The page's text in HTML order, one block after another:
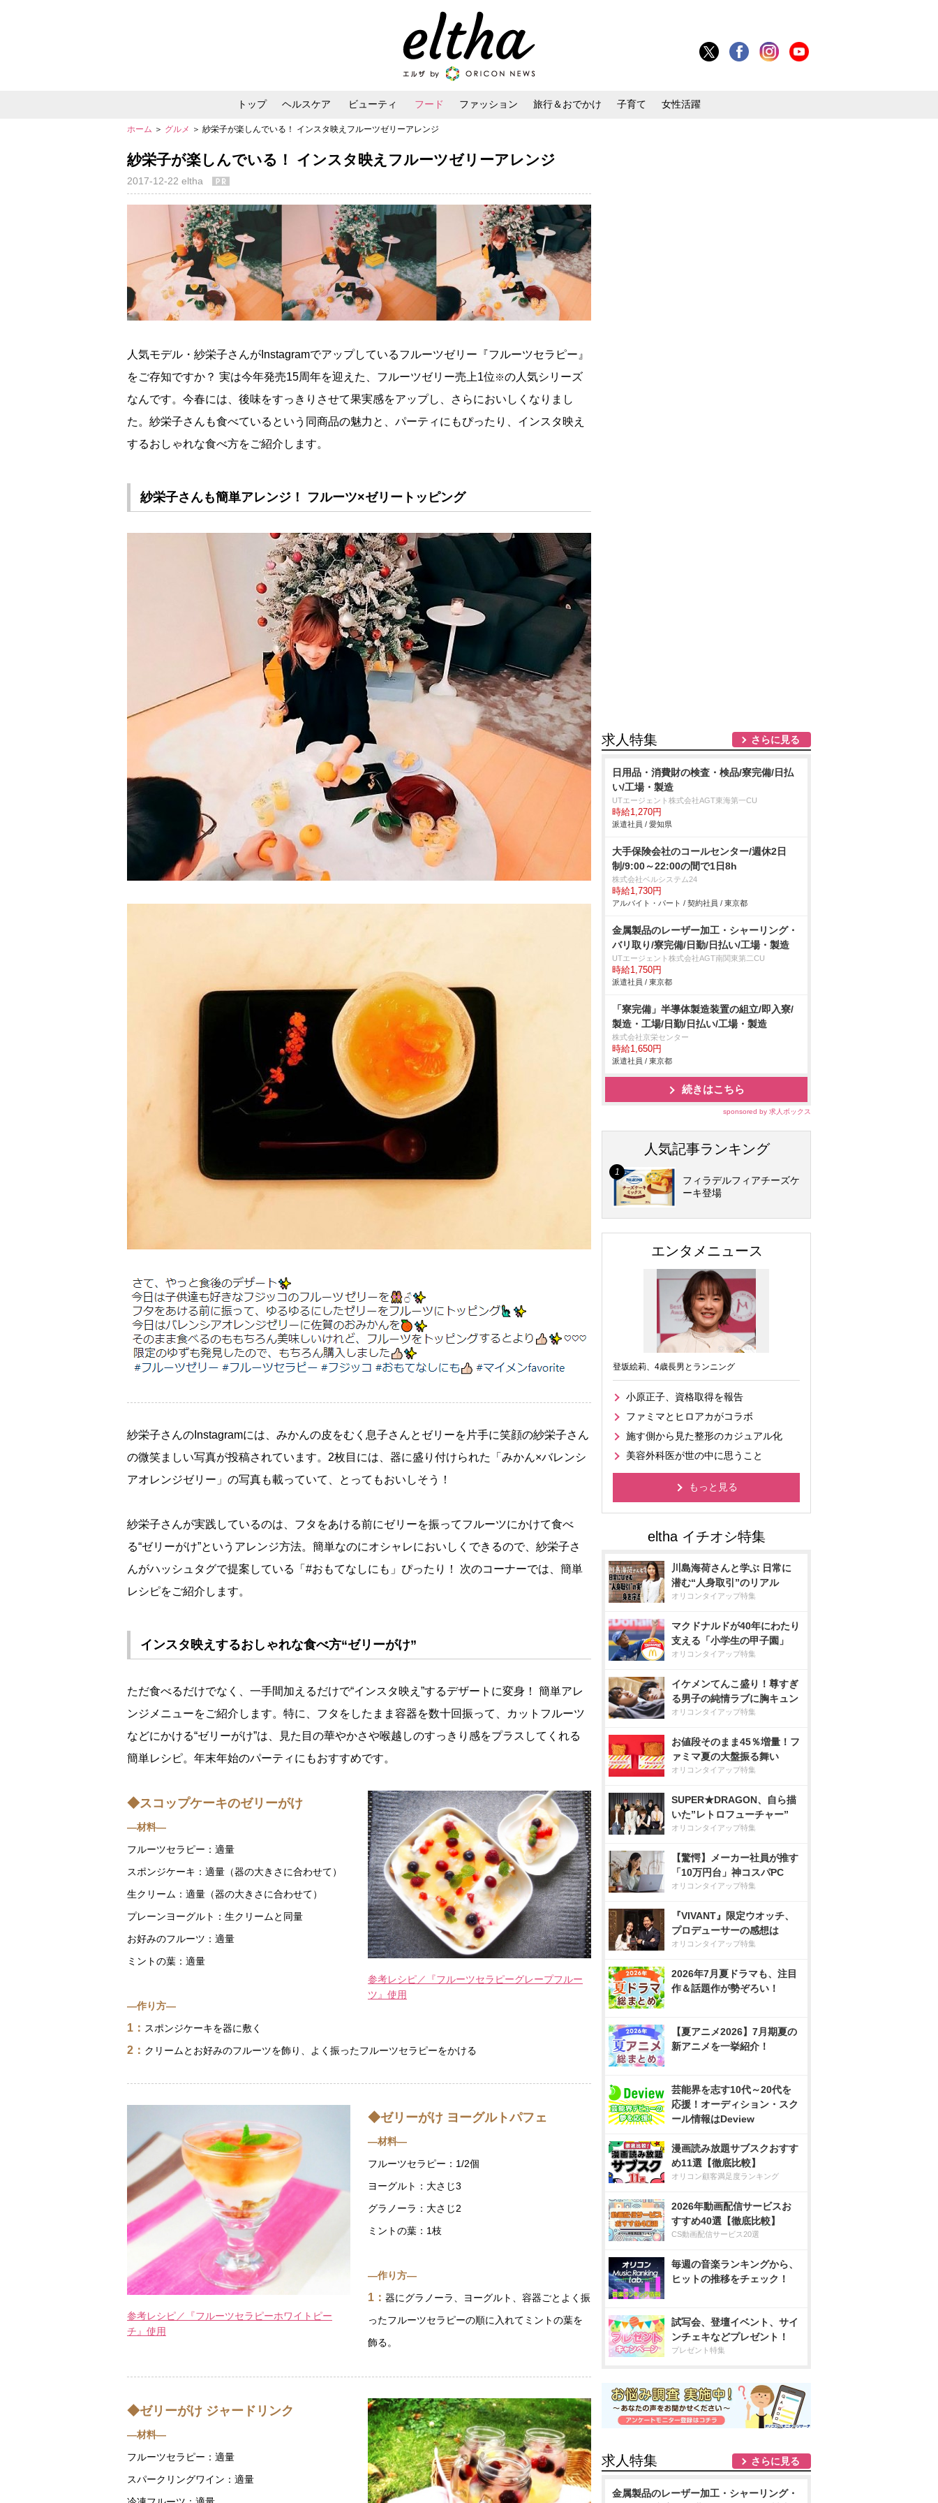
トップ ヘルスケア ビューティ
メイク・コスメ・スキンケア ダイエット・ボディケア
フード ファッション 旅行＆おでかけ 子育て 女性活躍
ホーム ＞ グルメ ＞ 紗栄子が楽しんでいる！ インスタ映えフルーツゼリーアレンジ
紗栄子が楽しんでいる！ インスタ映えフルーツゼリーアレンジ
2017-12-22 eltha
人気モデル・紗栄子さんがInstagramでアップしているフルーツゼリー『フルーツセラピー』
をご存知ですか？ 実は今年発売15周年を迎えた、フルーツゼリー売上1位※の人気シリーズ
なんです。今春には、後味をすっきりさせて果実感をアップし、さらにおいしくなりまし
た。紗栄子さんも食べているという同商品の魅力と、パーティにもぴったり、インスタ映え
するおしゃれな食べ方をご紹介します。
紗栄子さんも簡単アレンジ！ フルーツ×ゼリートッピング
紗栄子さんのInstagramには、みかんの皮をむく息子さんとゼリーを片手に笑顔の紗栄子さん
の微笑ましい写真が投稿されています。2枚目には、器に盛り付けられた「みかん×バレンシ
アオレンジゼリー」の写真も載っていて、とってもおいしそう！
紗栄子さんが実践しているのは、フタをあける前にゼリーを振ってフルーツにかけて食べ
る“ゼリーがけ”というアレンジ方法。簡単なのにオシャレにおいしくできるので、紗栄子さ
んがハッシュタグで提案している「#おもてなしにも」ぴったり！ 次のコーナーでは、簡単
レシピをご紹介します。
インスタ映えするおしゃれな食べ方“ゼリーがけ”
ただ食べるだけでなく、一手間加えるだけで“インスタ映え”するデザートに変身！ 簡単アレ
ンジメニューをご紹介します。特に、フタをしたまま容器を数十回振って、カットフルーツ
などにかける“ゼリーがけ”は、見た目の華やかさや喉越しのすっきり感をプラスしてくれる
簡単レシピ。年末年始のパーティにもおすすめです。
参考レシピ／『フルーツセラピーグレープフルー
ツ』使用
◆スコップケーキのゼリーがけ
―材料―
フルーツセラピー：適量
スポンジケーキ：適量（器の大きさに合わせて）
生クリーム：適量（器の大きさに合わせて）
プレーンヨーグルト：生クリームと同量
お好みのフルーツ：適量
ミントの葉：適量
―作り方―
1： スポンジケーキを器に敷く
2： クリームとお好みのフルーツを飾り、よく振ったフルーツセラピーをかける
参考レシピ／『フルーツセラピーホワイトピー
チ』使用
◆ゼリーがけ ヨーグルトパフェ
―材料―
フルーツセラピー：1/2個
ヨーグルト：大さじ3
グラノーラ：大さじ2
ミントの葉：1枝
―作り方―
1： 器にグラノーラ、ヨーグルト、容器ごとよく振
ったフルーツセラピーの順に入れてミントの葉を
飾る。
◆ゼリーがけ ジャードリンク
―材料―
フルーツセラピー：適量
スパークリングワイン：適量
求人特集 さらに見る
日用品・消費財の検査・検品/寮完備/日払
い/工場・製造
UTエージェント株式会社AGT東海第一CU
時給1,270円
派遣社員 / 愛知県
大手保険会社のコールセンター/週休2日
制/9:00～22:00の間で1日8h
株式会社ベルシステム24
時給1,730円
アルバイト・パート / 契約社員 / 東京都
金属製品のレーザー加工・シャーリング・
バリ取り/寮完備/日勤/日払い/工場・製造
UTエージェント株式会社AGT南関東第二CU
時給1,750円
派遣社員 / 東京都
「寮完備」半導体製造装置の組立/即入寮/
製造・工場/日勤/日払い/工場・製造
株式会社京栄センター
時給1,650円
派遣社員 / 東京都
続きはこちら
sponsored by 求人ボックス
人気記事ランキング
フィラデルフィアチーズケ
ーキ登場
エンタメニュース
登坂絵莉、4歳長男とランニング
小原正子、資格取得を報告
ファミマとヒロアカがコラボ
施す側から見た整形のカジュアル化
美容外科医が世の中に思うこと
もっと見る
川島海荷さんと学ぶ 日常に
潜む“人身取引”のリアル
オリコンタイアップ特集
マクドナルドが40年にわたり
支える「小学生の甲子園」
オリコンタイアップ特集
イケメンてんこ盛り！尊すぎ
る男子の純情ラブに胸キュン
オリコンタイアップ特集
お値段そのまま45％増量！フ
ァミマ夏の大盤振る舞い
オリコンタイアップ特集
SUPER★DRAGON、自ら描
いた”レトロフューチャー”
オリコンタイアップ特集
【驚愕】メーカー社員が推す
「10万円台」神コスパPC
オリコンタイアップ特集
『VIVANT』限定ウオッチ、
プロデューサーの感想は
オリコンタイアップ特集
2026年7月夏ドラマも、注目
作＆話題作が勢ぞろい！
【夏アニメ2026】7月期夏の
新アニメを一挙紹介！
芸能界を志す10代～20代を
応援！オーディション・スク
ール情報はDeview
漫画読み放題サブスクおすす
め11選【徹底比較】
オリコン顧客満足度ランキング
2026年動画配信サービスお
すすめ40選【徹底比較】
CS動画配信サービス20選
毎週の音楽ランキングから、
ヒットの推移をチェック！
試写会、登壇イベント、サイ
ンチェキなどプレゼント！
プレゼント特集
求人特集 さらに見る
金属製品のレーザー加工・シャーリング・